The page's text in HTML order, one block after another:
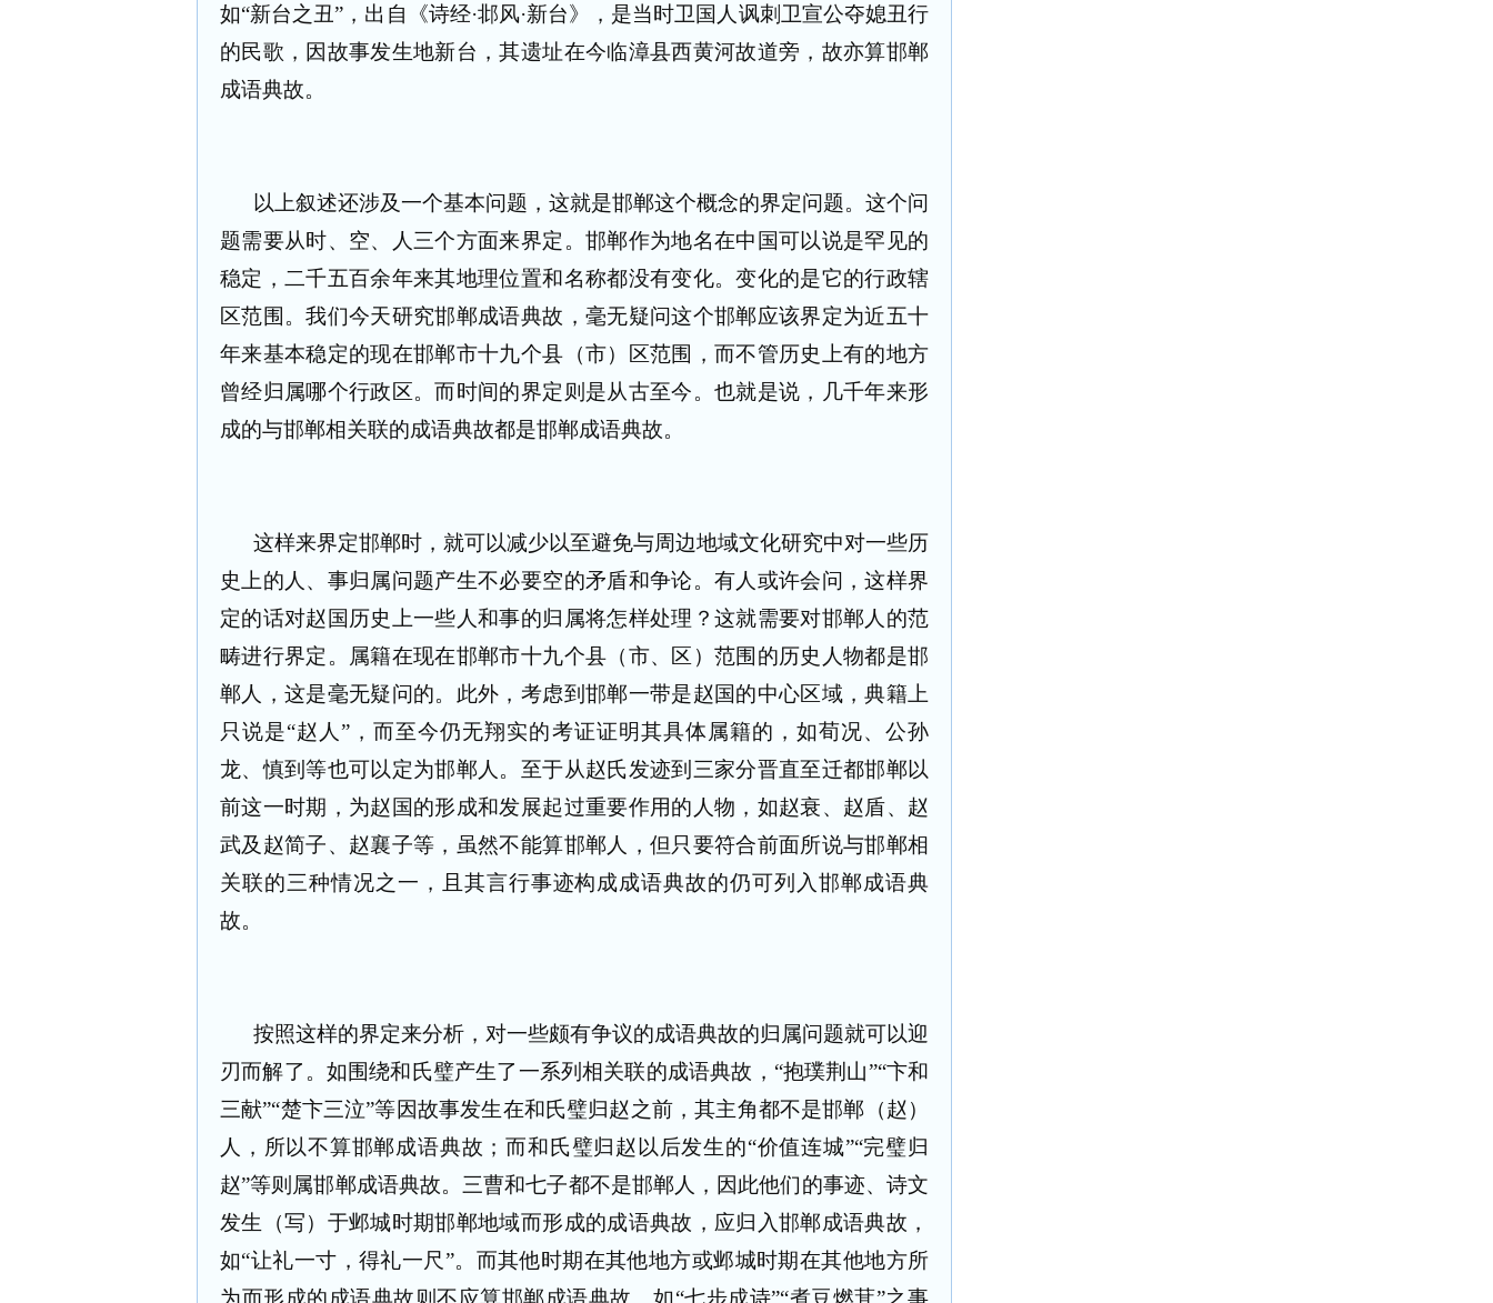
如“新台之丑”，出自《诗经·邶风·新台》，是当时卫国人讽刺卫宣公夺媳丑行
的民歌，因故事发生地新台，其遗址在今临漳县西黄河故道旁，故亦算邯郸
成语典故。
以上叙述还涉及一个基本问题，这就是邯郸这个概念的界定问题。这个问
题需要从时、空、人三个方面来界定。邯郸作为地名在中国可以说是罕见的
稳定，二千五百余年来其地理位置和名称都没有变化。变化的是它的行政辖
区范围。我们今天研究邯郸成语典故，毫无疑问这个邯郸应该界定为近五十
年来基本稳定的现在邯郸市十九个县（市）区范围，而不管历史上有的地方
曾经归属哪个行政区。而时间的界定则是从古至今。也就是说，几千年来形
成的与邯郸相关联的成语典故都是邯郸成语典故。
这样来界定邯郸时，就可以减少以至避免与周边地域文化研究中对一些历
史上的人、事归属问题产生不必要空的矛盾和争论。有人或许会问，这样界
定的话对赵国历史上一些人和事的归属将怎样处理？这就需要对邯郸人的范
畴进行界定。属籍在现在邯郸市十九个县（市、区）范围的历史人物都是邯
郸人，这是毫无疑问的。此外，考虑到邯郸一带是赵国的中心区域，典籍上
只说是“赵人”，而至今仍无翔实的考证证明其具体属籍的，如荀况、公孙
龙、慎到等也可以定为邯郸人。至于从赵氏发迹到三家分晋直至迁都邯郸以
前这一时期，为赵国的形成和发展起过重要作用的人物，如赵衰、赵盾、赵
武及赵简子、赵襄子等，虽然不能算邯郸人，但只要符合前面所说与邯郸相
关联的三种情况之一，且其言行事迹构成成语典故的仍可列入邯郸成语典
故。
按照这样的界定来分析，对一些颇有争议的成语典故的归属问题就可以迎
刃而解了。如围绕和氏璧产生了一系列相关联的成语典故，“抱璞荆山”“卞和
三献”“楚卞三泣”等因故事发生在和氏璧归赵之前，其主角都不是邯郸（赵）
人，所以不算邯郸成语典故；而和氏璧归赵以后发生的“价值连城”“完璧归
赵”等则属邯郸成语典故。三曹和七子都不是邯郸人，因此他们的事迹、诗文
发生（写）于邺城时期邯郸地域而形成的成语典故，应归入邯郸成语典故，
如“让礼一寸，得礼一尺”。而其他时期在其他地方或邺城时期在其他地方所
为而形成的成语典故则不应算邯郸成语典故。如“七步成诗”“煮豆燃萁”之事